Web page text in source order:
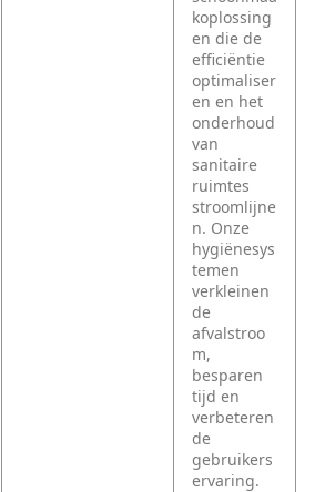
koplossing
en die de
efficiëntie
optimaliser
en en het
onderhoud
van
sanitaire
ruimtes
stroomlijne
n. Onze
hygiënesys
temen
verkleinen
de
afvalstroo
m,
besparen
tijd en
verbeteren
de
gebruikers
ervaring.